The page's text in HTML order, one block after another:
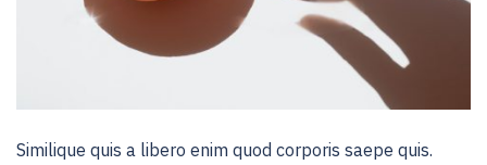
Similique quis a libero enim quod corporis saepe quis.